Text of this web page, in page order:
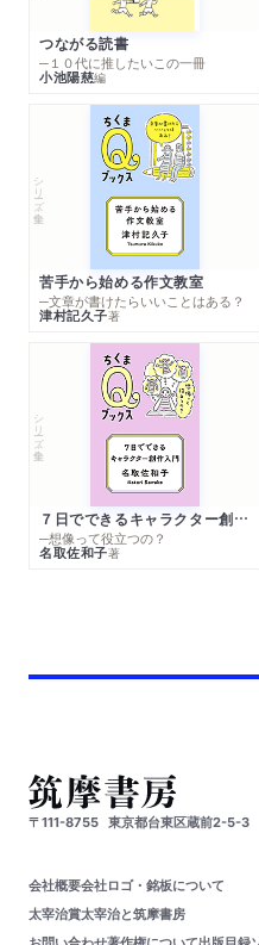
つながる読書
─１０代に推したいこの一冊
小池陽慈編
シリーズ・全集
苦手から始める作文教室
─文章が書けたらいいことはある？
津村記久子著
シリーズ・全集
７日でできるキャラクター創作入門
─想像って役立つの？
名取佐和子著
〒111-8755 東京都台東区蔵前2-5-3
会社概要会社ロゴ・銘板について
太宰治賞太宰治と筑摩書房